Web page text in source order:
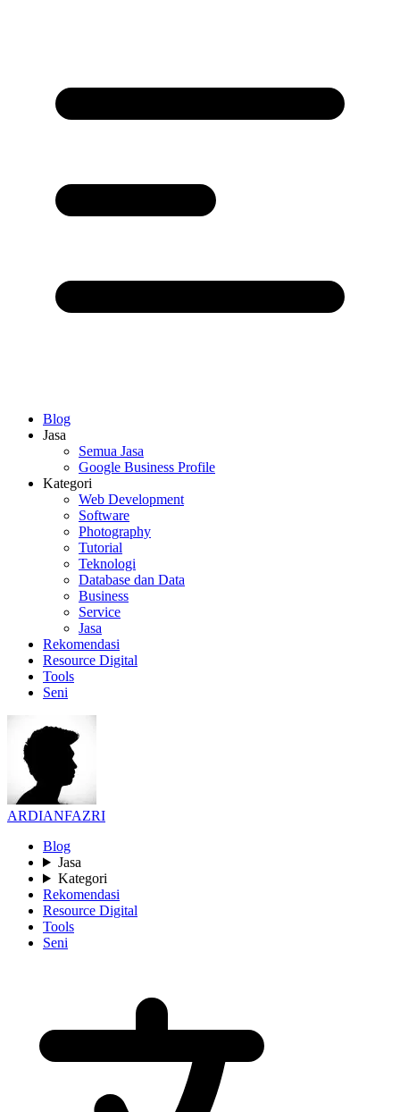
Blog
Jasa
Semua Jasa
Google Business Profile
Kategori
Web Development
Software
Photography
Tutorial
Teknologi
Database dan Data
Business
Service
Jasa
Rekomendasi
Resource Digital
Tools
Seni
ARDIANFAZRI
Blog
Jasa
Kategori
Rekomendasi
Resource Digital
Tools
Seni